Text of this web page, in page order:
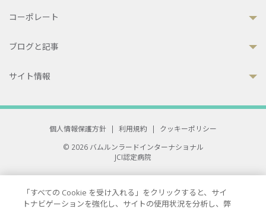
コーポレート
ブログと記事
サイト情報
個人情報保護方針 | 利用規約 |
クッキーポリシー
© 2026 バムルンラードインターナショナル
JCI認定病院
All rights reserved.
「すべての Cookie を受け入れる」をクリックすると、サイ
トナビゲーションを強化し、サイトの使用状況を分析し、弊